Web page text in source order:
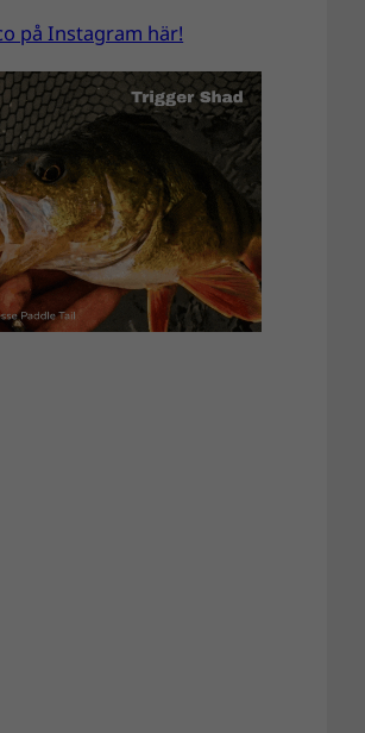
på Instagram här!